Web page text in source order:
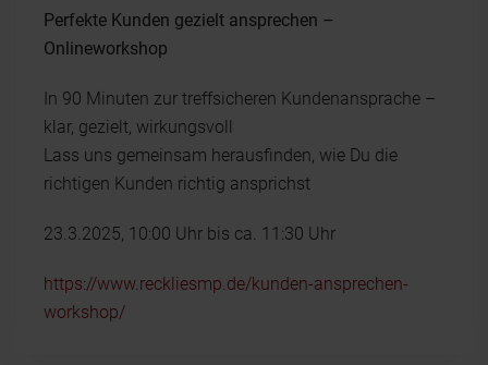
Perfekte Kunden gezielt ansprechen –
Onlineworkshop
In 90 Minuten zur treffsicheren Kundenansprache –
klar, gezielt, wirkungsvoll
Lass uns gemeinsam herausfinden, wie Du die
richtigen Kunden richtig ansprichst
23.3.2025, 10:00 Uhr bis ca. 11:30 Uhr
https://www.reckliesmp.de/kunden-ansprechen-
workshop/